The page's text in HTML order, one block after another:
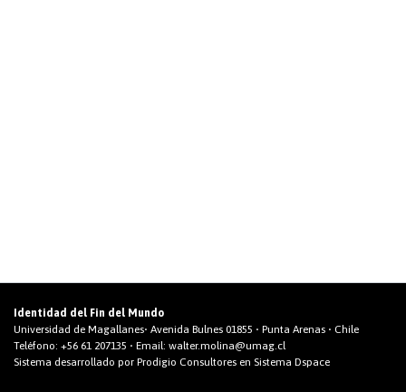
Identidad del Fin del Mundo
Universidad de Magallanes• Avenida Bulnes 01855 • Punta Arenas • Chile
Teléfono: +56 61 207135 • Email: walter.molina@umag.cl
Sistema desarrollado por Prodigio Consultores en Sistema Dspace